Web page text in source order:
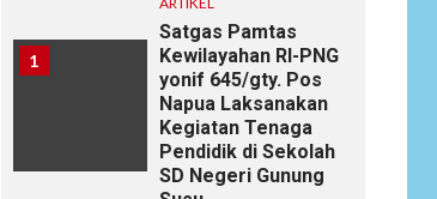
1
Satgas Pamtas
Kewilayahan RI-PNG
yonif 645/gty. Pos
Napua Laksanakan
Kegiatan Tenaga
Pendidik di Sekolah
SD Negeri Gunung